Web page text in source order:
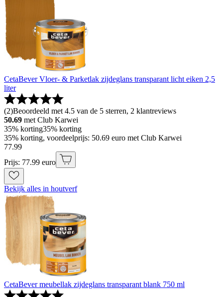
CetaBever Vloer- & Parketlak zijdeglans transparant licht eiken 2,5
liter
(2)Beoordeeld met 4.5 van de 5 sterren, 2 klantreviews
50.69 met Club Karwei
35% korting35% korting
35% korting, voordeelprijs: 50.69 euro met Club Karwei
77.99
Prijs: 77.99 euro
Bekijk alles in houtverf
CetaBever meubellak zijdeglans transparant blank 750 ml